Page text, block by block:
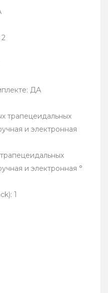
ДА
трапецеидальных
и электронная
и электронная °
1